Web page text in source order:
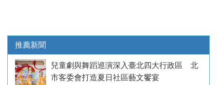
推薦新聞
兒童劇與舞蹈巡演深入臺北四大行政區 北
市客委會打造夏日社區藝文饗宴